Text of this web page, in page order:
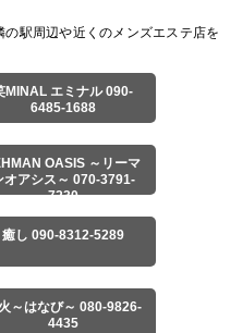
駅周辺や近くのメンズエステ店を
MINAL エミナル 090-
6485-1688
OASIS ～リーマ
オアシス～ 070-3791-
7230
癒し 090-8312-5289
～はなび～ 080-9826-
4435